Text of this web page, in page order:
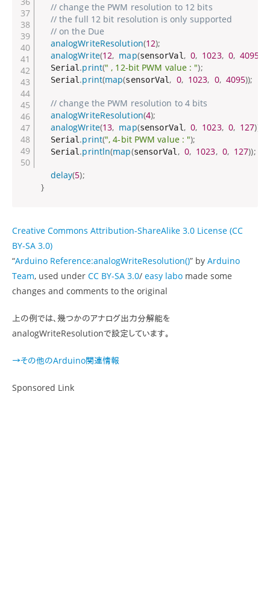
// change the PWM resolution to 12 bits
// the full 12 bit resolution is only supported
// on the Due
analogWriteResolution(12);
analogWrite(12, map(sensorVal , 0, 1023, 0, 4095
  Serial
.print(" , 12-bit PWM value : ");
  Serial
.print(map(sensorVal , 0, 1023, 0, 4095));
// change the PWM resolution to 4 bits
analogWriteResolution(4);
analogWrite(13, map(sensorVal , 0, 1023, 0, 127))
  Serial
.print(", 4-bit PWM value : ");
  Serial
.println(map(sensorVal , 0, 1023, 0, 127));
delay(5);
}
Creative Commons Attribution-ShareAlike 3.0 License (CC
BY-SA 3.0)
“Arduino Reference:analogWriteResolution()” by Arduino
Team, used under CC BY-SA 3.0/ easy labo made some
changes and comments to the original
上の例では、幾つかのアナログ出力分解能を
analogWriteResolutionで設定しています。
→その他のArduino関連情報
Sponsored Link